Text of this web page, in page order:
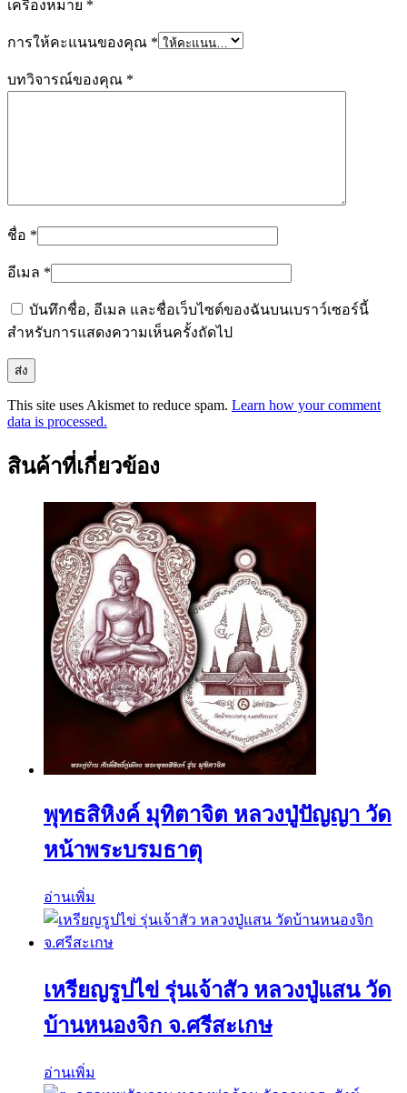
เครื่องหมาย *
การให้คะแนนของคุณ *
บทวิจารณ์ของคุณ *
ชื่อ *
อีเมล *
บันทึกชื่อ, อีเมล และชื่อเว็บไซต์ของฉันบนเบราว์เซอร์นี้
สำหรับการแสดงความเห็นครั้งถัดไป
This site uses Akismet to reduce spam. Learn how your comment
data is processed.
สินค้าที่เกี่ยวข้อง
พุทธสิหิงค์ มุทิตาจิต หลวงปู่ปัญญา วัด
หน้าพระบรมธาตุ
อ่านเพิ่ม
เหรียญรูปไข่ รุ่นเจ้าสัว หลวงปู่แสน วัด
บ้านหนองจิก จ.ศรีสะเกษ
อ่านเพิ่ม